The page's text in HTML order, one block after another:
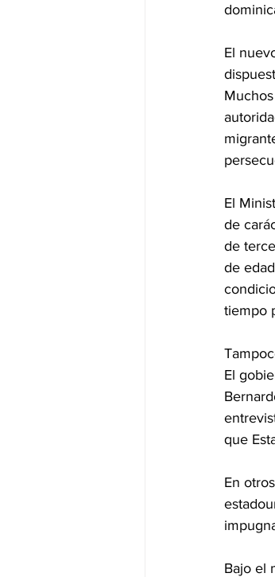
El
El
de
de
de
tiempo
El
que
En
Bajo el